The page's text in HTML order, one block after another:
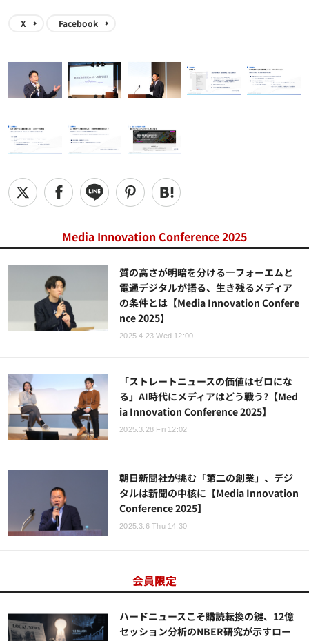
X Facebook
Media Innovation Conference 2025
質の高さが明暗を分ける―フォーエムと
電通デジタルが語る、生き残るメディア
の条件とは【Media Innovation Confere
nce 2025】
2025.4.23 Wed 12:00
「ストレートニュースの価値はゼロにな
る」AI時代にメディアはどう戦う?【Med
ia Innovation Conference 2025】
2025.3.28 Fri 12:02
朝日新聞社が挑む「第二の創業」、デジ
タルは新聞の中核に【Media Innovation
Conference 2025】
2025.3.6 Thu 14:30
会員限定
ハードニュースこそ購読転換の鍵、12億
セッション分析のNBER研究が示すロー